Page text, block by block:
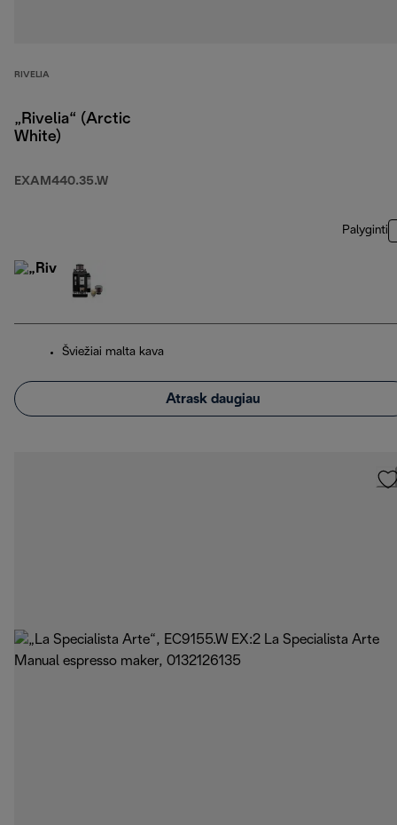
RIVELIA
„Rivelia“ (Arctic
White)
EXAM440.35.W
Palyginti
Šviežiai malta kava
Atrask daugiau